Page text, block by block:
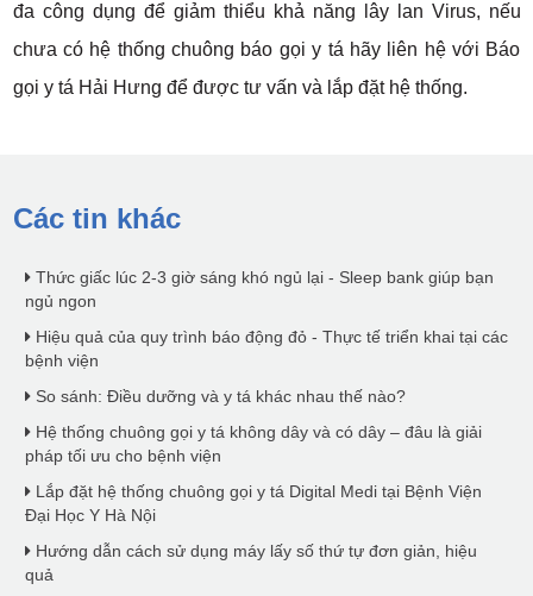
đa công dụng để giảm thiểu khả năng lây lan Virus, nếu
chưa có hệ thống chuông báo gọi y tá hãy liên hệ với Báo
gọi y tá Hải Hưng để được tư vấn và lắp đặt hệ thống.
Các tin khác
Thức giấc lúc 2-3 giờ sáng khó ngủ lại - Sleep bank giúp bạn
ngủ ngon
Hiệu quả của quy trình báo động đỏ - Thực tế triển khai tại các
bệnh viện
So sánh: Điều dưỡng và y tá khác nhau thế nào?
Hệ thống chuông gọi y tá không dây và có dây – đâu là giải
pháp tối ưu cho bệnh viện
Lắp đặt hệ thống chuông gọi y tá Digital Medi tại Bệnh Viện
Đại Học Y Hà Nội
Hướng dẫn cách sử dụng máy lấy số thứ tự đơn giản, hiệu
quả